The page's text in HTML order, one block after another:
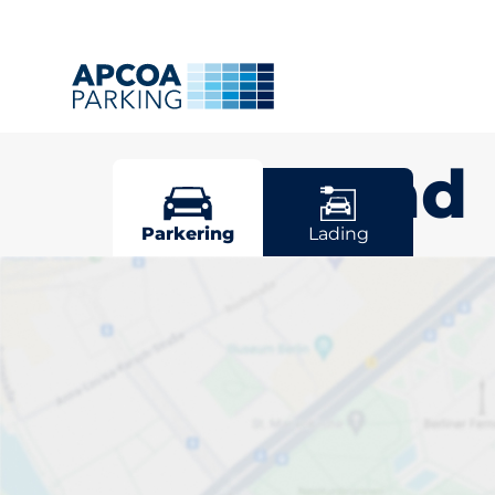
Mongstad
Parkering Lading
Finn